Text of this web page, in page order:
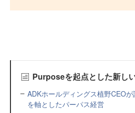
Purposeを起点とした新し
ADKホールディングス植野CEOが
を軸としたパーパス経営